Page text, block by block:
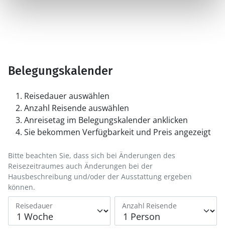
Belegungskalender
Reisedauer auswählen
Anzahl Reisende auswählen
Anreisetag im Belegungskalender anklicken
Sie bekommen Verfügbarkeit und Preis angezeigt
Reisedauer Anzahl Reisende
Bitte beachten Sie, dass sich bei Änderungen des
Reisezeitraumes auch Änderungen bei der
Hausbeschreibung und/oder der Ausstattung ergeben
können.